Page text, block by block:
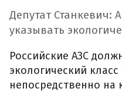
Депутат
указывать
Российские АЗС
экологический
непосредственно на